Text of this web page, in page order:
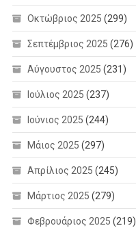
Οκτώβριος 2025 (299)
Σεπτέμβριος 2025 (276)
Αύγουστος 2025 (231)
Ιούλιος 2025 (237)
Ιούνιος 2025 (244)
Μάιος 2025 (297)
Απρίλιος 2025 (245)
Μάρτιος 2025 (279)
Φεβρουάριος 2025 (219)